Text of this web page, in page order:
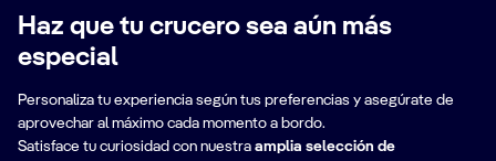
Haz que tu crucero sea aún más
especial
Personaliza tu experiencia según tus preferencias y asegúrate de
aprovechar al máximo cada momento a bordo.
Satisface tu curiosidad con nuestra amplia selección de